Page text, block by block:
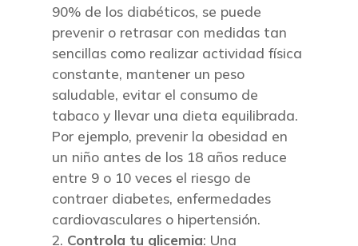
90% de los diabéticos, se puede
prevenir o retrasar con medidas tan
sencillas como realizar actividad física
constante, mantener un peso
saludable, evitar el consumo de
tabaco y llevar una dieta equilibrada.
Por ejemplo, prevenir la obesidad en
un niño antes de los 18 años reduce
entre 9 o 10 veces el riesgo de
contraer diabetes, enfermedades
cardiovasculares o hipertensión.
Controla tu glicemia: Una